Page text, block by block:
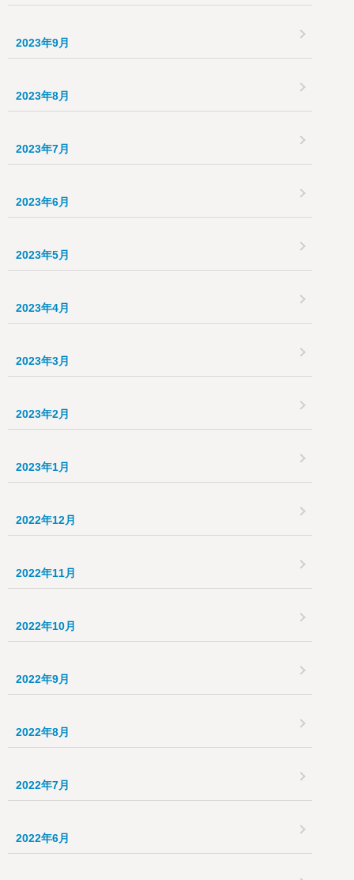
2023年9月
2023年8月
2023年7月
2023年6月
2023年5月
2023年4月
2023年3月
2023年2月
2023年1月
2022年12月
2022年11月
2022年10月
2022年9月
2022年8月
2022年7月
2022年6月